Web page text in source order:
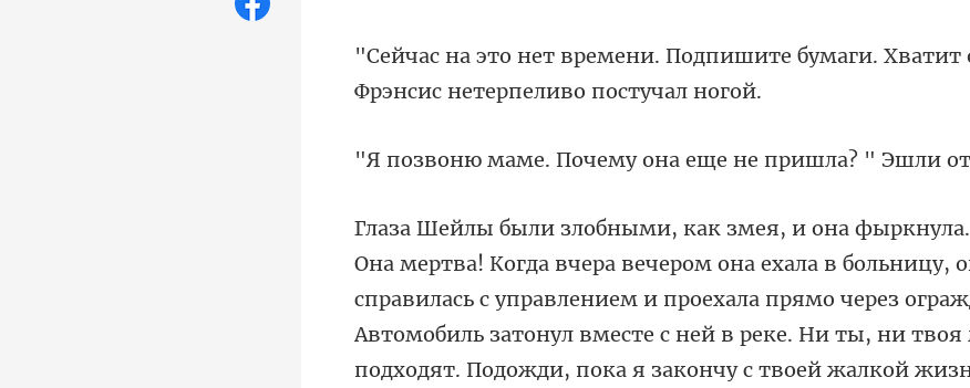
ите бумаги. Хватит
чему она еще не при
илась с управлением и проехала прямо через
Автомобиль затонул вместе с ней в реке. Ни ты, ни
подходят.